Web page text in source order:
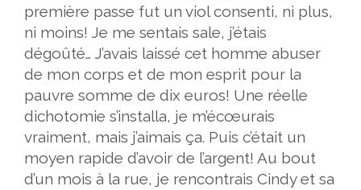
première passe fut un viol consenti, ni plus,
ni moins! Je me sentais sale, j’étais
dégoûté… J’avais laissé cet homme abuser
de mon corps et de mon esprit pour la
pauvre somme de dix euros! Une réelle
dichotomie s’installa, je m’écœurais
vraiment, mais j’aimais ça. Puis c’était un
moyen rapide d’avoir de l’argent! Au bout
d’un mois à la rue, je rencontrais Cindy et sa